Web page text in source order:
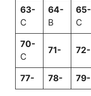
63-
C
64-
B
65-
C
70-
C
71- 72-
77- 78- 79-